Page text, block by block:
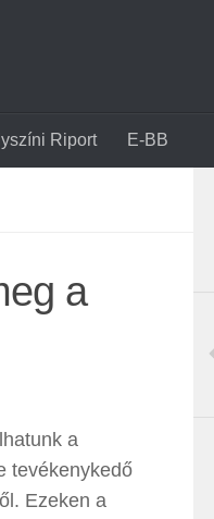
Riport E-BB
a
a
tevékenykedő
Ezeken a